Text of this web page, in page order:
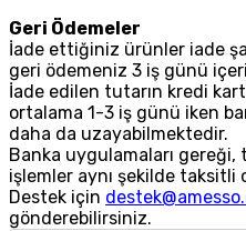
Geri Ödemeler
İade ettiğiniz ürünler iade
geri ödemeniz 3 iş günü
İade edilen tutarın kredi
ortalama 1-3 iş günü iken
daha da uzayabilmektedir.
Banka uygulamaları
işlemler aynı şekilde taksitli
Destek için
gönderebilirsiniz.